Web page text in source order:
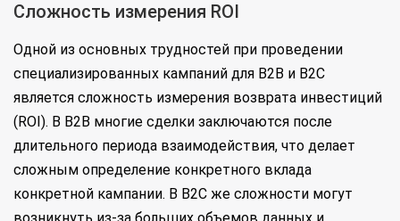
Сложность измерения ROI
Одной из основных трудностей при проведении
специализированных кампаний для B2B и B2C
является сложность измерения возврата инвестиций
(ROI). В B2B многие сделки заключаются после
длительного периода взаимодействия, что делает
сложным определение конкретного вклада
конкретной кампании. В B2C же сложности могут